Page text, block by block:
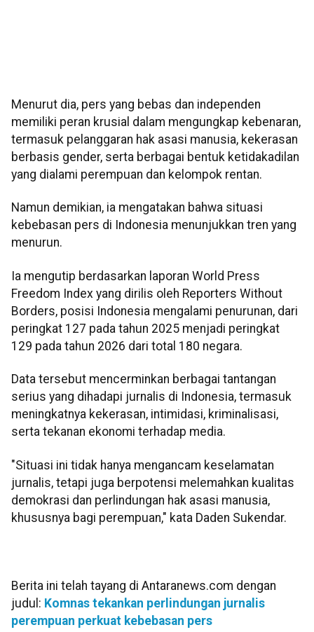
Menurut dia, pers yang bebas dan independen
memiliki peran krusial dalam mengungkap kebenaran,
termasuk pelanggaran hak asasi manusia, kekerasan
berbasis gender, serta berbagai bentuk ketidakadilan
yang dialami perempuan dan kelompok rentan.
Namun demikian, ia mengatakan bahwa situasi
kebebasan pers di Indonesia menunjukkan tren yang
menurun.
Ia mengutip berdasarkan laporan World Press
Freedom Index yang dirilis oleh Reporters Without
Borders, posisi Indonesia mengalami penurunan, dari
peringkat 127 pada tahun 2025 menjadi peringkat
129 pada tahun 2026 dari total 180 negara.
Data tersebut mencerminkan berbagai tantangan
serius yang dihadapi jurnalis di Indonesia, termasuk
meningkatnya kekerasan, intimidasi, kriminalisasi,
serta tekanan ekonomi terhadap media.
"Situasi ini tidak hanya mengancam keselamatan
jurnalis, tetapi juga berpotensi melemahkan kualitas
demokrasi dan perlindungan hak asasi manusia,
khususnya bagi perempuan," kata Daden Sukendar.
Berita ini telah tayang di Antaranews.com dengan
judul: Komnas tekankan perlindungan jurnalis
perempuan perkuat kebebasan pers